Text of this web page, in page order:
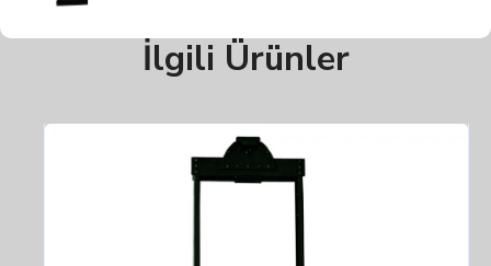
İlgili Ürünler